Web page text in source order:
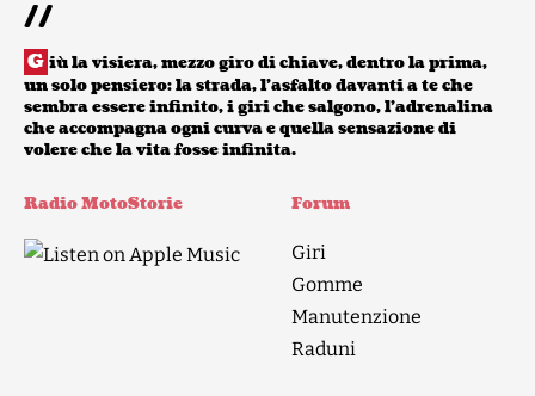
//
G iù la visiera, mezzo giro di chiave, dentro la prima,
un solo pensiero: la strada, l’asfalto davanti a te che
sembra essere infinito, i giri che salgono, l’adrenalina
che accompagna ogni curva e quella sensazione di
volere che la vita fosse infinita.
Radio MotoStorie Forum
Giri
Gomme
Manutenzione
Raduni